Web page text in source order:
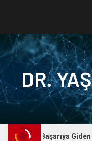
DR.
Başarıya Giden